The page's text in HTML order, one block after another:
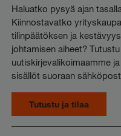
Haluatko pysyä ajan
Kiinnostavatko
tilinpäätöksen ja
johtamisen aiheet?
uutiskirjevalikoimaamme
sisällöt suoraan
Tutustu ja tilaa